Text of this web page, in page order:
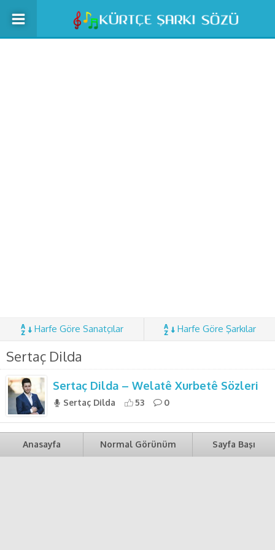
Harfe Göre Sanatçılar Harfe Göre Şarkılar
Sertaç Dilda
Sertaç Dilda – Welatê Xurbetê Sözleri
Sertaç Dilda 53 0
Anasayfa Normal Görünüm Sayfa Başı